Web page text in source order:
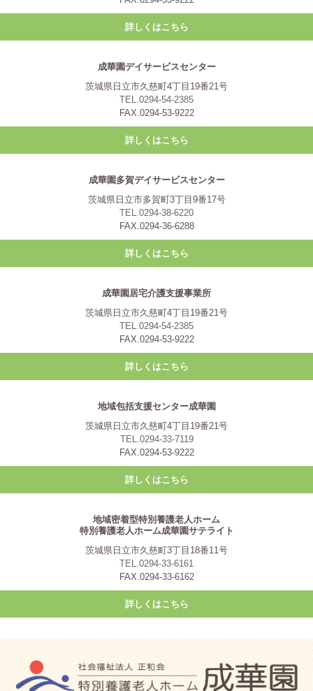
詳しくはこちら
成華園デイサービスセンター
茨城県日立市久慈町4丁目19番21号
TEL.0294-54-2385
FAX.0294-53-9222
詳しくはこちら
成華園多賀デイサービスセンター
茨城県日立市多賀町3丁目9番17号
TEL.0294-38-6220
FAX.0294-36-6288
詳しくはこちら
成華園居宅介護支援事業所
茨城県日立市久慈町4丁目19番21号
TEL.0294-54-2385
FAX.0294-53-9222
詳しくはこちら
地域包括支援センター成華園
茨城県日立市久慈町4丁目19番21号
TEL.0294-33-7119
FAX.0294-53-9222
詳しくはこちら
地域密着型特別養護老人ホーム
特別養護老人ホーム成華園サテライト
茨城県日立市久慈町3丁目18番11号
TEL.0294-33-6161
FAX.0294-33-6162
詳しくはこちら